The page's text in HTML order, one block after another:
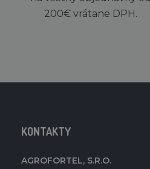
200€ vrátane DPH.
KONTAKTY
AGROFORTEL, S.R.O.